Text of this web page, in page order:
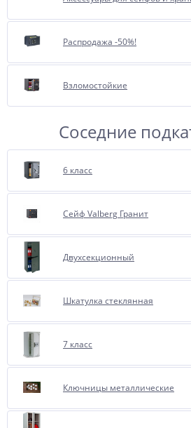
При обращении к нам,
с удовольствием
Распродажа -50%!
Взломостойкие
Соседние
6 класс
Сейф Valberg Гранит
Двухсекционный
Шкатулка стеклянная
7 класс
Ключницы металлические